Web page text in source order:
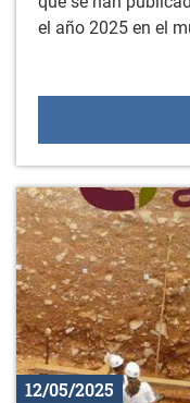
el año 2025 en el
12/05/2025